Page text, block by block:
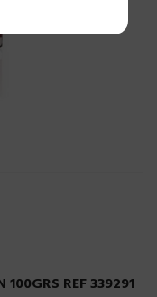
REF 339291